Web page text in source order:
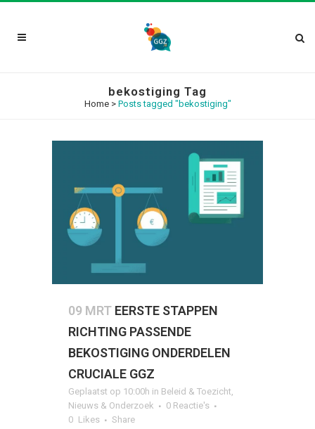
bekostiging Tag
Home> Posts tagged "bekostiging"
09 MRT EERSTE STAPPEN
RICHTING PASSENDE
BEKOSTIGING ONDERDELEN
CRUCIALE GGZ
Geplaatst op 10:00h in Beleid & Toezicht,
Nieuws & Onderzoek
0 Reactie's
0 Likes Share